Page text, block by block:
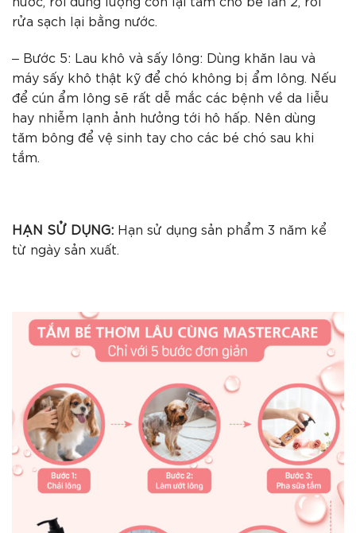
rửa sạch lại bằng nước.
– Bước 5: Lau khô và sấy lông: Dùng khăn lau và
máy sấy khô thật kỹ để chó không bị ẩm lông. Nếu
để cún ẩm lông sẽ rất dễ mắc các bệnh về da liễu
hay nhiễm lạnh ảnh hưởng tới hô hấp. Nên dùng
tăm bông để vệ sinh tay cho các bé chó sau khi
tắm.
HẠN SỬ DỤNG: Hạn sử dụng sản phẩm 3 năm kể
từ ngày sản xuất.